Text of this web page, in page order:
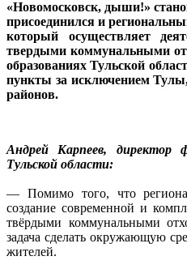
«Новомосковск, дыши!»
присоединился и
который осуществляет
твердыми коммунальными
образованиях Тульской
пункты за исключением
районов.
Андрей Карпеев,
Тульской области:
— Помимо того, что
создание современной и
твёрдыми коммунальными
задача сделать окружающую
жителей.